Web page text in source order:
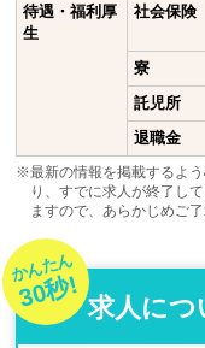
待遇・福利厚
生
社会保険
寮
託児所
退職金
※最新の情報を掲載するよ
り、すでに求人が終了し
ますので、あらかじめご了
かんたん
30秒! 求人につ